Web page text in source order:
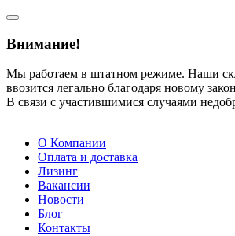
Внимание!
Мы работаем в штатном режиме. Наши
ввозится легально благодаря новому
В связи с участившимися случаями
О Компании
Оплата и доставка
Лизинг
Вакансии
Новости
Блог
Контакты